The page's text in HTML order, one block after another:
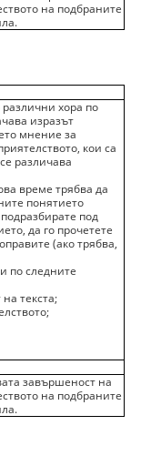
на подбраните
хора по
изразът
мнение за
кои са
различава
време трябва да
понятието
под
да го прочетете
(ако трябва,
по следните
текста;
завършеност на
на подбраните